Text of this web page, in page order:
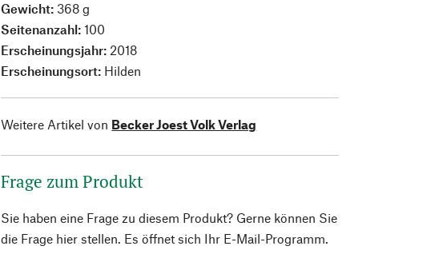
Gewicht: 368 g
Seitenanzahl:100
Erscheinungsjahr: 2018
Erscheinungsort: Hilden
Weitere Artikel von Becker Joest Volk Verlag
Frage zum Produkt
Sie haben eine Frage zu diesem Produkt? Gerne können Sie
die Frage hier stellen. Es öffnet sich Ihr E-Mail-Programm.